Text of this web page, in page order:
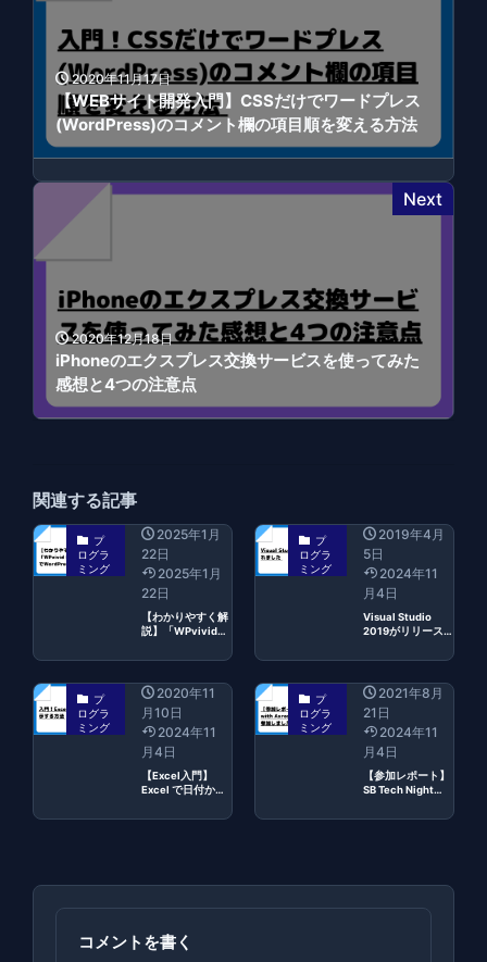
2020年11月17日
【WEBサイト開発入門】CSSだけでワードプレス
(WordPress)のコメント欄の項目順を変える方法
Next
2020年12月18日
iPhoneのエクスプレス交換サービスを使ってみた
感想と4つの注意点
関連する記事
プ
ログラ
ミング
2025年1月
22日
2025年1月
22日
【わかりやすく解
説】「WPvivid
でWordPressの移
プ
ログラ
ミング
2019年4月
5日
2024年11
月4日
Visual Studio
2019がリリース
プ
ログラ
ミング
2020年11
月10日
2024年11
月4日
【Excel入門】
Excel で日付から
法
プ
ログラ
ミング
2021年8月
21日
2024年11
月4日
【参加レポート】
SB Tech Night
ハンズオンに参加
コメントを書く